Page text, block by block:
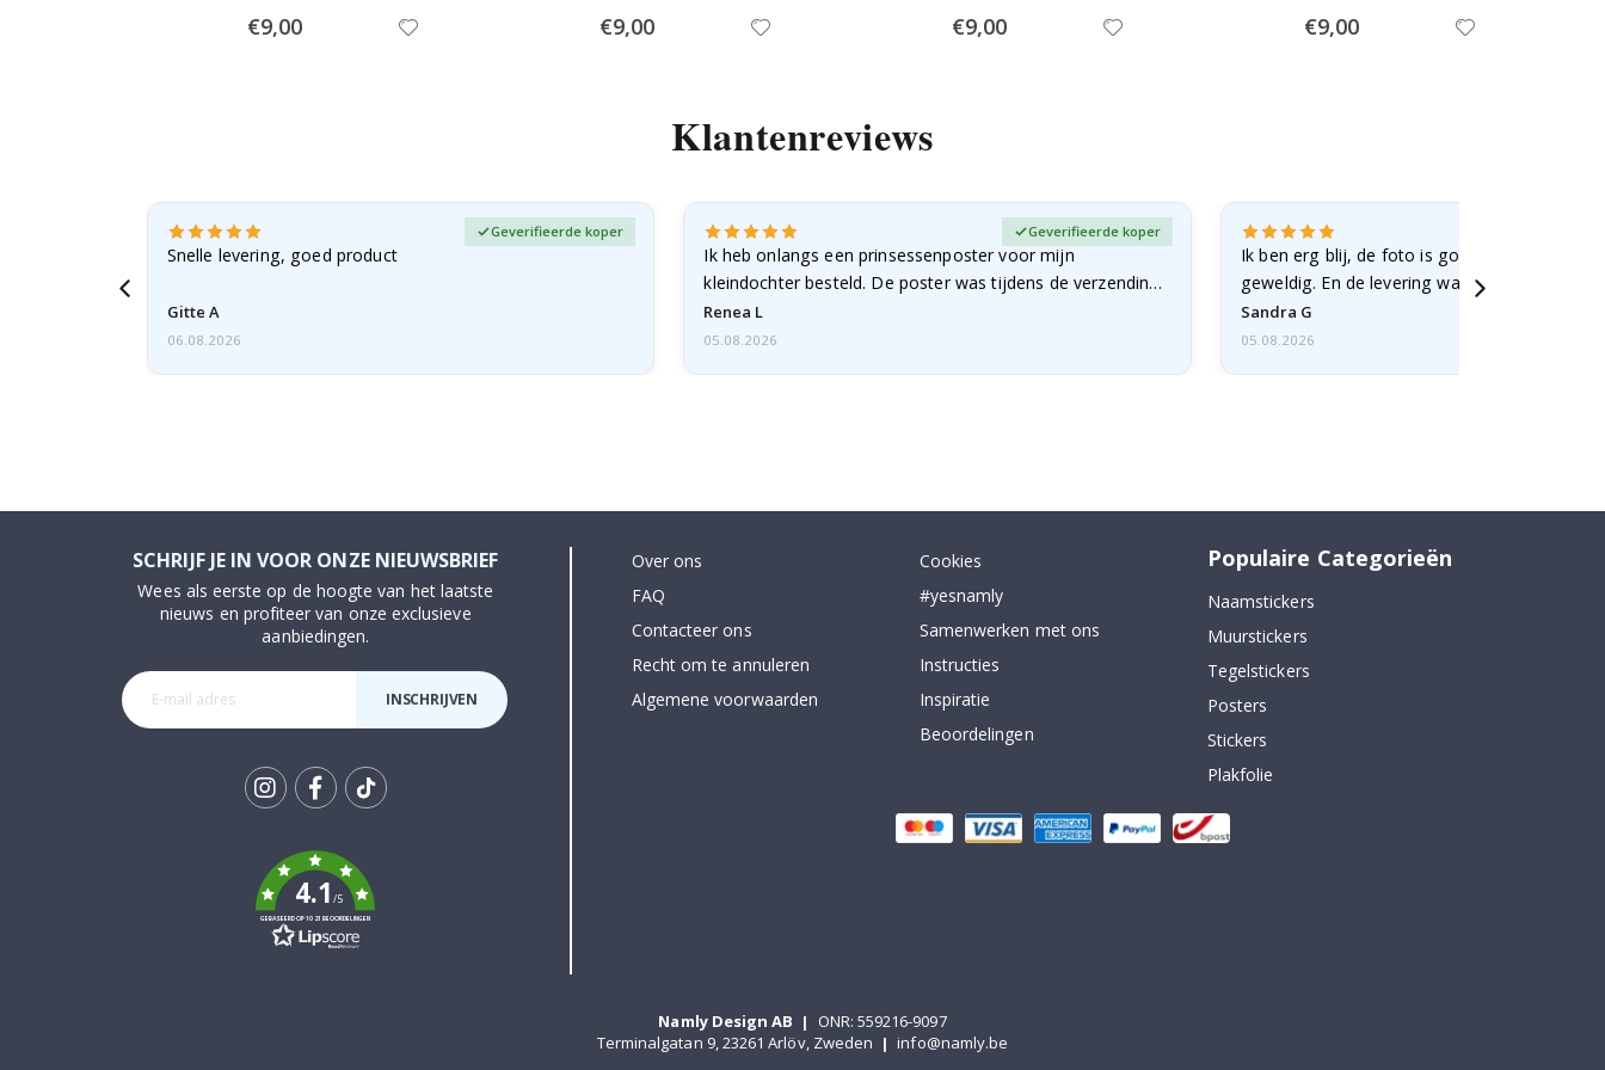
Special
Price
€9,00 Special
Price
€9,00 Special
Price
€9,00 Special
Price
€9,00
Klantenreviews
Snelle levering, goed product
Gitte A
Geverifieerde koper
06.08.2026
Ik heb onlangs een prinsessenposter voor mijn
kleindochter besteld. De poster was tijdens de verzending
licht…
Renea L
Geverifieerde koper
05.08.2026
Ik ben erg blij, de foto is goed gelukt en de
geweldig. En de levering was snel.
Sandra G
05.08.2026
SCHRIJF JE IN VOOR ONZE NIEUWSBRIEF
Wees als eerste op de hoogte van het laatste
nieuws en profiteer van onze exclusieve
aanbiedingen.
INSCHRIJVEN
k
4.1/5
GEBASEERD OP 1021 BEOORDELINGEN
Over ons
FAQ
Contacteer ons
Recht om te annuleren
Algemene voorwaarden
Cookies
#yesnamly
Samenwerken met ons
Instructies
Inspiratie
Beoordelingen
Populaire Categorieën
Naamstickers
Muurstickers
Tegelstickers
Posters
Stickers
Plakfolie
Namly Design AB |
ONR: 559216-9097
Terminalgatan 9, 23261 Arlöv, Zweden | info@namly.be